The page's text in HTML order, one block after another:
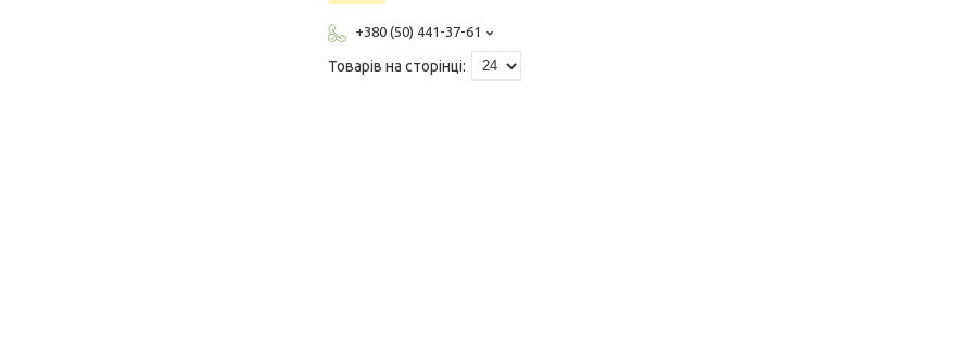
+380 (50) 441-37-61